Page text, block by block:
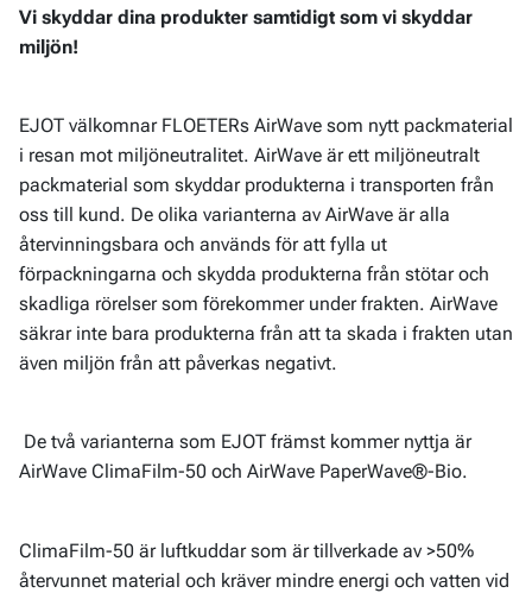
Vi skyddar dina produkter samtidigt som vi skyddar
miljön!
EJOT välkomnar FLOETERs AirWave som nytt packmaterial
i resan mot miljöneutralitet. AirWave är ett miljöneutralt
packmaterial som skyddar produkterna i transporten från
oss till kund. De olika varianterna av AirWave är alla
återvinningsbara och används för att fylla ut
förpackningarna och skydda produkterna från stötar och
skadliga rörelser som förekommer under frakten. AirWave
säkrar inte bara produkterna från att ta skada i frakten utan
även miljön från att påverkas negativt.
De två varianterna som EJOT främst kommer nyttja är
AirWave ClimaFilm-50 och AirWave PaperWave®-Bio.
ClimaFilm-50 är luftkuddar som är tillverkade av >50%
återvunnet material och kräver mindre energi och vatten vid